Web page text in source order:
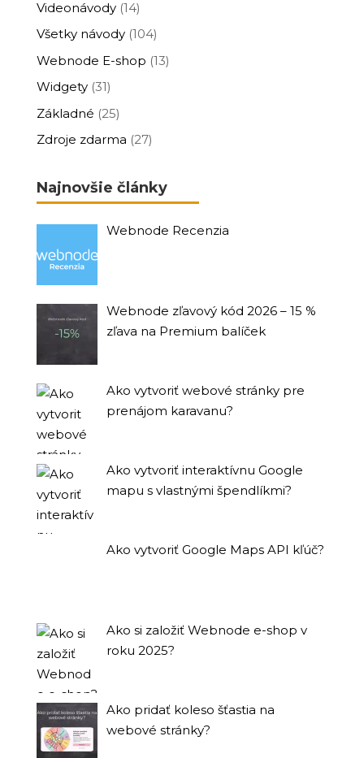
Videonávody(14)
Všetky návody(104)
Webnode E-shop (13)
Widgety(31)
Základné (25)
Zdroje zdarma (27)
Najnovšie články
Webnode Recenzia
Webnode zľavový kód 2026 – 15 %
zľava na Premium balíček
Ako vytvoriť webové stránky pre
prenájom karavanu?
Ako vytvoriť interaktívnu Google
mapu s vlastnými špendlíkmi?
Ako vytvoriť Google Maps API kľúč?
Ako si založiť Webnode e-shop v
roku 2025?
Ako pridať koleso šťastia na
webové stránky?